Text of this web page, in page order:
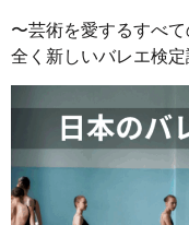
〜芸術を愛するすべ
全く新しいバレエ検定